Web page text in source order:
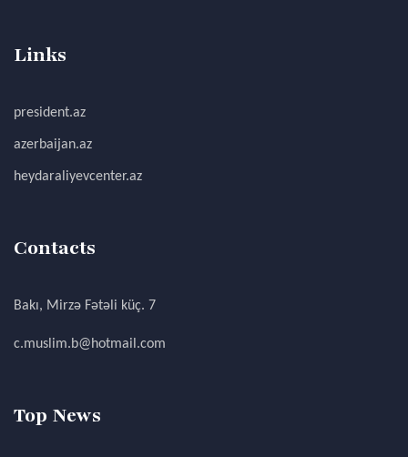
Links
president.az
azerbaijan.az
heydaraliyevcenter.az
Contacts
Bakı, Mirzə Fətəli küç. 7
c.muslim.b@hotmail.com
Top News